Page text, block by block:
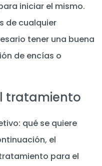
iniciar el mismo.
de cualquier
tener una buena
de encías o
tratamiento
qué se quiere
el
para el